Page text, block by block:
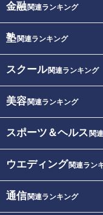
金融関連ランキング
塾関連ランキング
スクール関連ランキング
美容関連ランキング
スポーツ＆ヘルス 関
ウエディング関連ラン
通信関連ランキング